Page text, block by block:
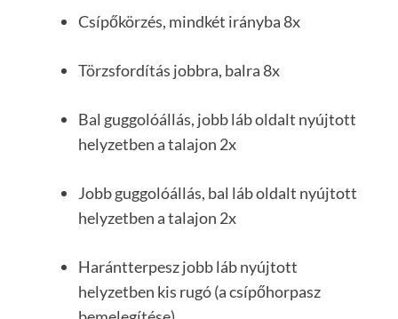
Csípőkörzés, mindkét irányba 8x
Törzsfordítás jobbra, balra 8x
Bal guggolóállás, jobb láb oldalt nyújtott
helyzetben a talajon 2x
Jobb guggolóállás, bal láb oldalt nyújtott
helyzetben a talajon 2x
Harántterpesz jobb láb nyújtott
helyzetben kis rugó (a csípőhorpasz